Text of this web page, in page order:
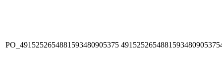
PO_4915252654881593480905375